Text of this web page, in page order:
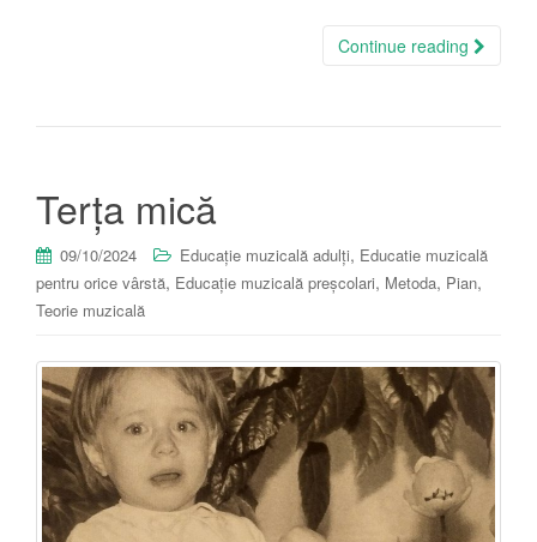
Continue reading
Terța mică
09/10/2024 Educație muzicală adulți, Educatie muzicală
pentru orice vârstă, Educație muzicală preșcolari, Metoda, Pian,
Teorie muzicală